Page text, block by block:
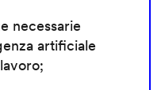
necessarie
artificiale